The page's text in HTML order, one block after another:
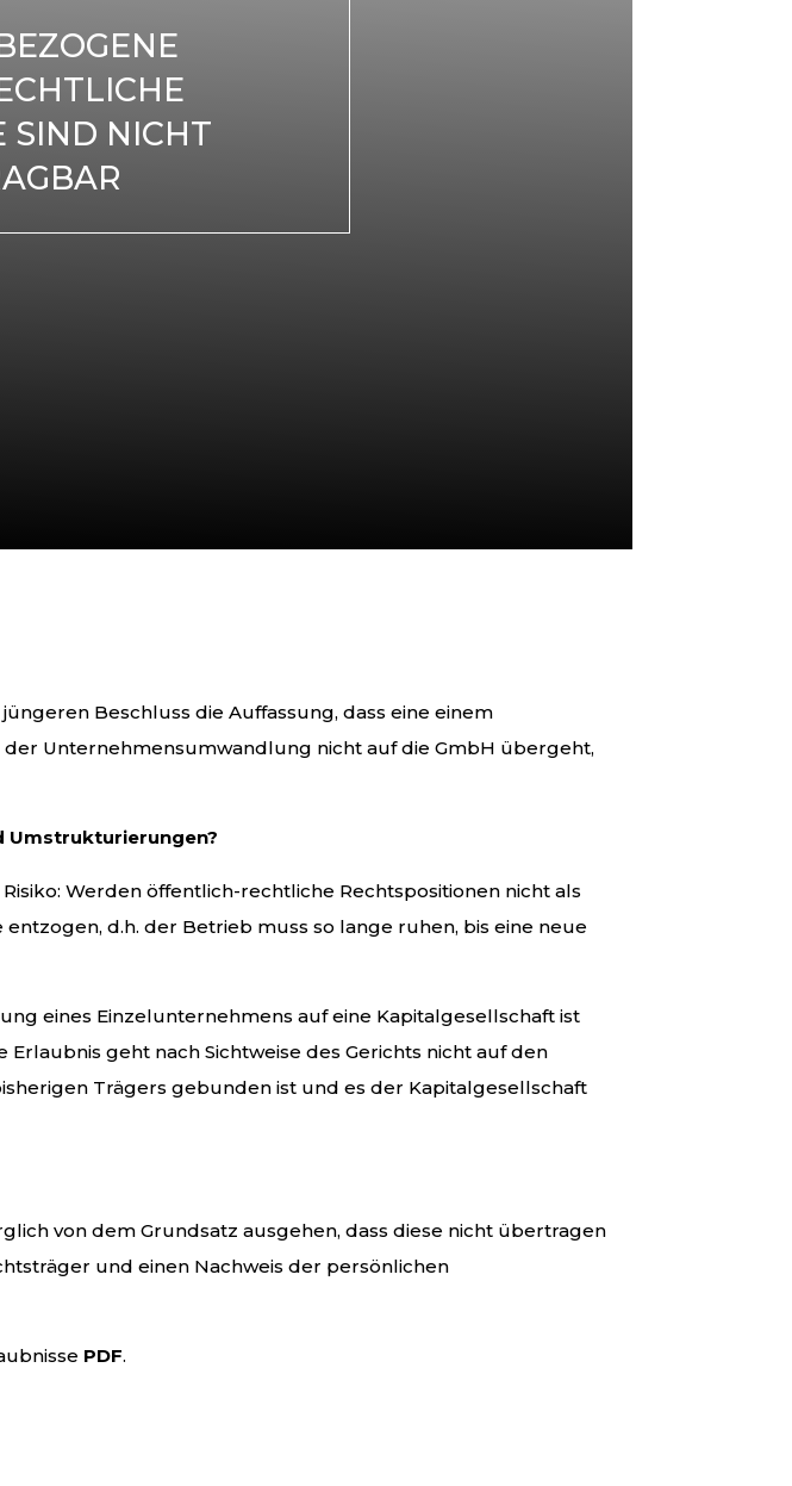
SIND NICHT
Beschluss die Auffassung, dass eine einem
Unternehmensumwandlung nicht auf die GmbH übergeht,
Umstrukturierungen?
Werden öffentlich-rechtliche Rechtspositionen nicht als
d.h. der Betrieb muss so lange ruhen, bis eine neue
eines Einzelunternehmens auf eine Kapitalgesellschaft ist
geht nach Sichtweise des Gerichts nicht auf den
Trägers gebunden ist und es der Kapitalgesellschaft
von dem Grundsatz ausgehen, dass diese nicht übertragen
und einen Nachweis der persönlichen
PDF.